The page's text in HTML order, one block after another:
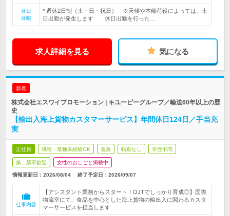
休日
休暇
* 週休2日制（土・日・祝日） ※天候や本船荷役によっては、土
日出勤が発生します 休日出勤を行った…
求人詳細を見る 気になる
新着
株式会社エスワイプロモーション | キユーピーグループ／輸送60年以上の歴
史
【輸出入海上貨物カスタマーサービス】年間休日124日／手当充
実
正社員 職種・業種未経験OK 急募 転勤なし 学歴不問
第二新卒歓迎 女性のおしごと掲載中
情報更新日：2026/08/04 終了予定日： 2026/09/07
仕事内容
【アシスタント業務からスタート！OJTでしっかり育成◎】国際
物流室にて、食品を中心とした海上貨物の輸出入に関わるカスタ
マーサービスを担当します